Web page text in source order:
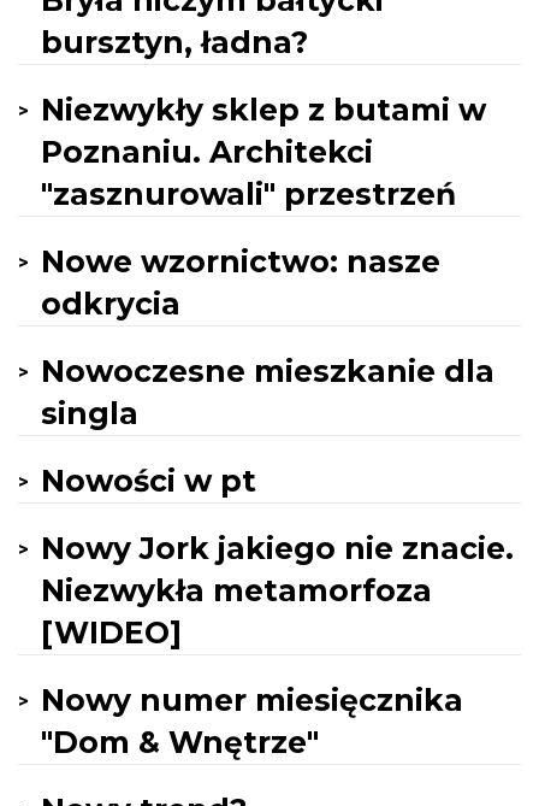
bursztyn, ładna?
Niezwykły sklep z butami w
Poznaniu. Architekci
"zasznurowali" przestrzeń
Nowe wzornictwo: nasze
odkrycia
Nowoczesne mieszkanie dla
singla
Nowości w pt
Nowy Jork jakiego nie znacie.
Niezwykła metamorfoza
[WIDEO]
Nowy numer miesięcznika
"Dom & Wnętrze"